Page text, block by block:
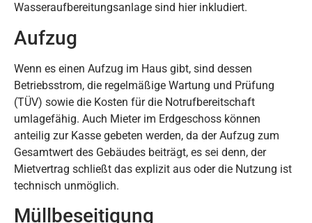
Wasseraufbereitungsanlage sind hier inkludiert.
Aufzug
Wenn es einen Aufzug im Haus gibt, sind dessen
Betriebsstrom, die regelmäßige Wartung und Prüfung
(TÜV) sowie die Kosten für die Notrufbereitschaft
umlagefähig. Auch Mieter im Erdgeschoss können
anteilig zur Kasse gebeten werden, da der Aufzug zum
Gesamtwert des Gebäudes beiträgt, es sei denn, der
Mietvertrag schließt das explizit aus oder die Nutzung ist
technisch unmöglich.
Müllbeseitigung